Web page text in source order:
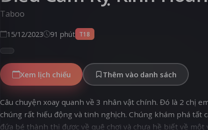
Taboo
15/12/2023 91 phút T18
Xem lịch chiếu Thêm vào danh sách
Câu chuyện xoay quanh về 3 nhân vật chính. Đó là 2 chị
chúng rất hiếu động và tinh nghịch. Chúng khám phá tất
đứa bé thành thị được về quê chơi và chưa hề biết về một